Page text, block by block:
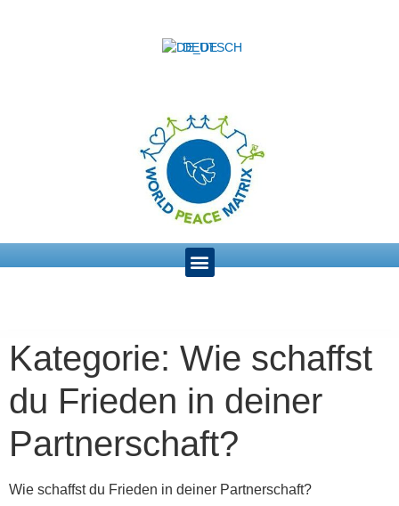
DEUTSCH
Kategorie: Wie schaffst
du Frieden in deiner
Partnerschaft?
Wie schaffst du Frieden in deiner Partnerschaft?